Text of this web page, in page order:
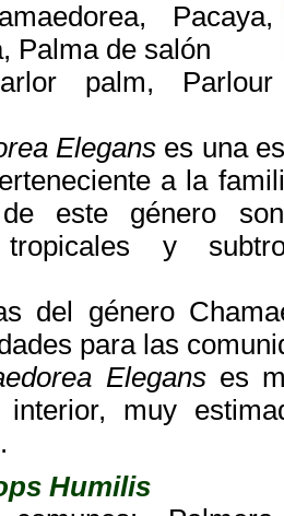
Pacaya,
Palma de salón
palm, Parlour
Elegans es una
a la
de este género
tropicales y
del género
para las
Eleganses
interior, muy
Humilis